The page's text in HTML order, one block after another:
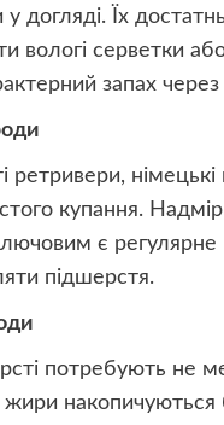
у догляді. Їх
вологі серветки
запах
ретривери,
купання.
є регулярне
підшерстя.
потребують не
жири